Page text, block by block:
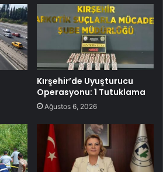
Kırşehir’de Uyuşturucu
Operasyonu: 1 Tutuklama
Ağustos 6, 2026